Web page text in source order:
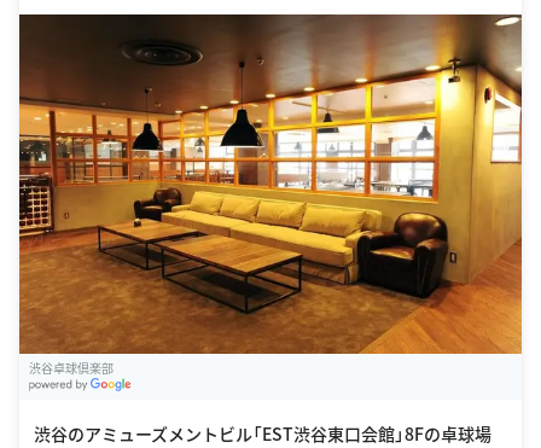
渋谷卓球倶楽部
渋谷のアミューズメントビル「EST渋谷東口会館」8Fの卓球場